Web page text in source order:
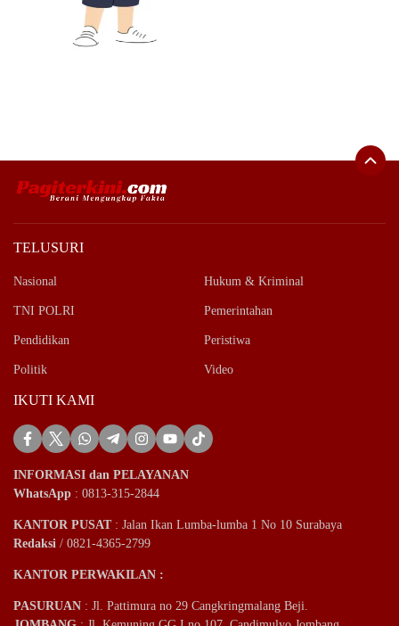
TELUSURI
Nasional Hukum & Kriminal
TNI POLRI Pemerintahan
Pendidikan Peristiwa
Politik Video
IKUTI KAMI
INFORMASI dan PELAYANAN
WhatsApp : 0813-315-2844
KANTOR PUSAT: Jalan Ikan Lumba-lumba 1 No 10 Surabaya
Redaksi / 0821-4365-2799
KANTOR PERWAKILAN :
PASURUAN : Jl. Pattimura no 29 Cangkringmalang Beji.